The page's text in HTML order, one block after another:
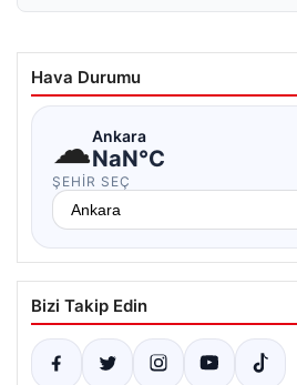
Hava Durumu
☁Ankara
NaN°C
ŞEHIR SEÇ
Bizi Takip Edin